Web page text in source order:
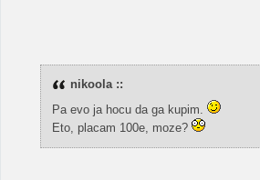
nikoola ::
Pa evo ja hocu da ga kupim.
Eto, placam 100e, moze?